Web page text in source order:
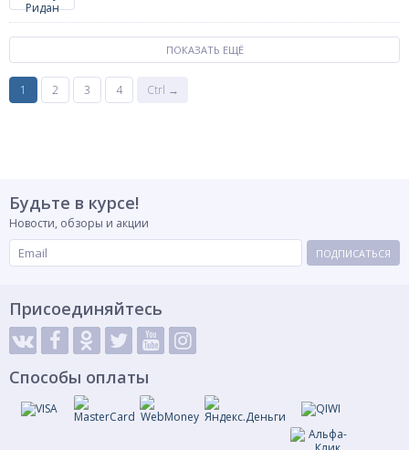
ПОКАЗАТЬ ЕЩЁ
1 2 3 4 Ctrl →
Будьте в курсе!
Новости, обзоры и акции
ПОДПИСАТЬСЯ
Присоединяйтесь
Способы оплаты